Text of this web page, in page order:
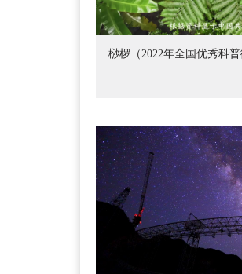
桫椤（2022年全国优秀科普